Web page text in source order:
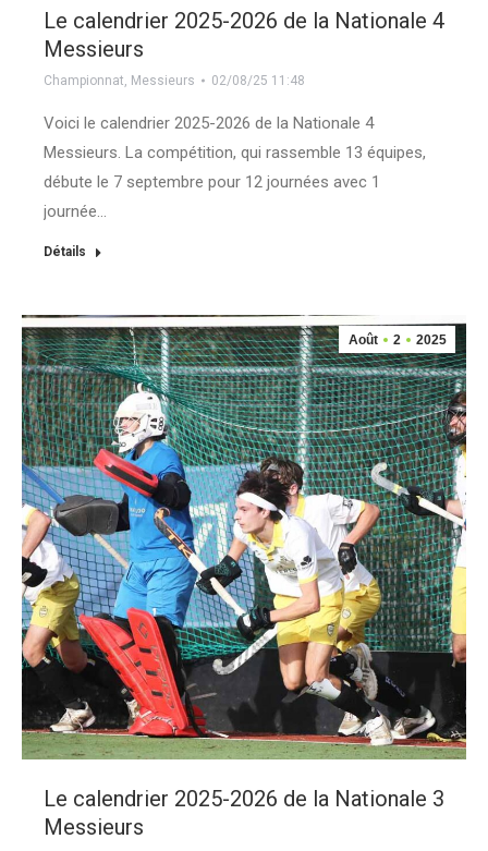
Le calendrier 2025-2026 de la Nationale 4
Messieurs
Championnat, Messieurs 02/08/25 11:48
Voici le calendrier 2025-2026 de la Nationale 4
Messieurs. La compétition, qui rassemble 13 équipes,
débute le 7 septembre pour 12 journées avec 1
journée…
Détails
Août 2 2025
Le calendrier 2025-2026 de la Nationale 3
Messieurs